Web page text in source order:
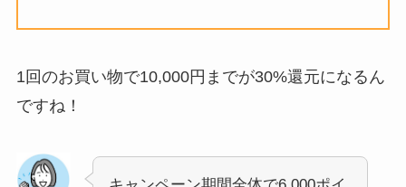
1回のお買い物で10,000円までが30%還元になるん
ですね！